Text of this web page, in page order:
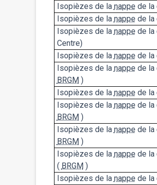
Isopièzes de la nappe de la
Isopièzes de la nappe de la
Isopièzes de la nappe de la
Centre)
Isopièzes de la nappe de la
Isopièzes de la nappe de la
BRGM )
Isopièzes de la nappe de la
Isopièzes de la nappe de la
BRGM )
Isopièzes de la nappe de la
BRGM )
Isopièzes de la nappe de la
( BRGM )
Isopièzes de la nappe de la